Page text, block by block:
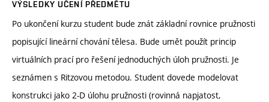
VÝSLEDKY UČENÍ PŘEDMĚTU
Po ukončení kurzu student bude znát základní rovnice pružnosti
popisující lineární chování tělesa. Bude umět použít princip
virtuálních prací pro řešení jednoduchých úloh pružnosti. Je
seznámen s Ritzovou metodou. Student dovede modelovat
konstrukci jako 2-D úlohu pružnosti (rovinná napjatost,